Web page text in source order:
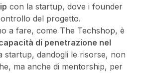
con la startup, dove i founder
del progetto.
a fare, come The Techshop, è
di penetrazione nel
startup, dandogli le risorse, non
ma anche di mentorship, per